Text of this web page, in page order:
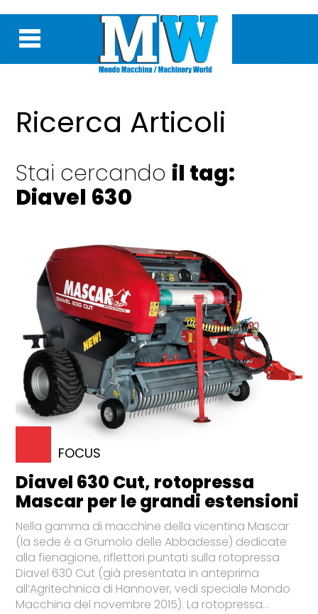
Ricerca Articoli
Stai cercando il tag:
Diavel 630
FOCUS
Diavel 630 Cut, rotopressa
Mascar per le grandi estensioni
Nella gamma di macchine della vicentina Mascar
(la sede è a Grumolo delle Abbadesse) dedicate
alla fienagione, riflettori puntati sulla rotopressa
Diavel 630 Cut (già presentata in anteprima
all’Agritechnica di Hannover, vedi speciale Mondo
Macchina del novembre 2015). La rotopressa...